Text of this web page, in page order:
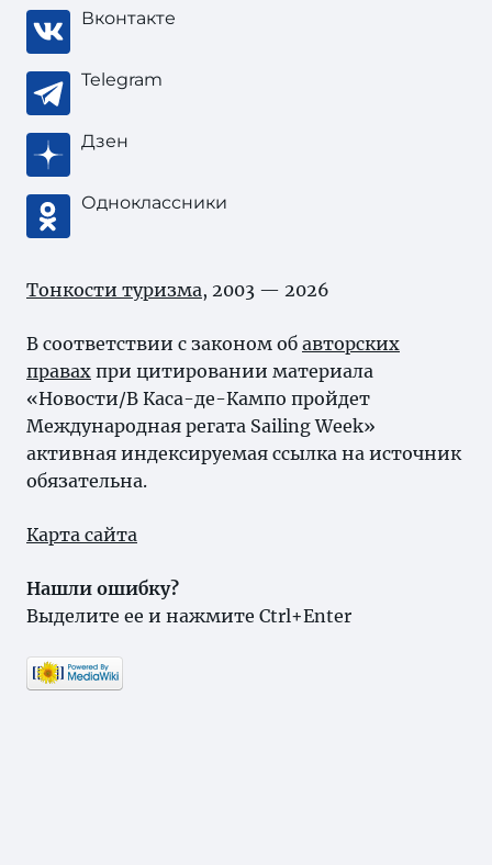
Вконтакте
Telegram
Дзен
Одноклассники
Тонкости туризма, 2003 — 2026
В соответствии с законом об авторских
правах при цитировании материала
«Новости/В Каса-де-Кампо пройдет
Международная регата Sailing Week»
активная индексируемая ссылка на источник
обязательна.
Карта сайта
Нашли ошибку?
Выделите ее и нажмите Ctrl+Enter